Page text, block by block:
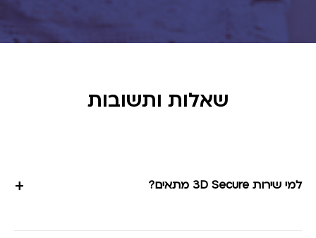
שאלות ותשובות
למי שירות 3D Secure מתאים? +